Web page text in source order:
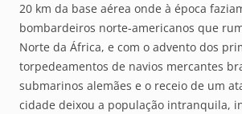
20 km da base aérea onde à época
bombardeiros norte-americanos que
Norte da África, e com o advento dos
torpedeamentos de navios mercantes
submarinos alemães e o receio de um
cidade deixou a população intranquila,